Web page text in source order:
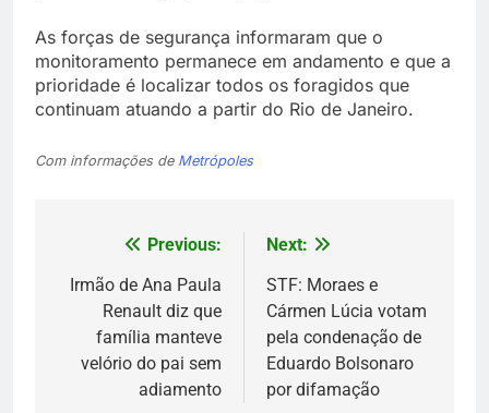
As forças de segurança informaram que o
monitoramento permanece em andamento e que a
prioridade é localizar todos os foragidos que
continuam atuando a partir do Rio de Janeiro.
Com informações de Metrópoles
Navegação
de
Post
Previous:
Irmão de Ana Paula
Renault diz que
família manteve
velório do pai sem
adiamento
Next:
STF: Moraes e
Cármen Lúcia votam
pela condenação de
Eduardo Bolsonaro
por difamação